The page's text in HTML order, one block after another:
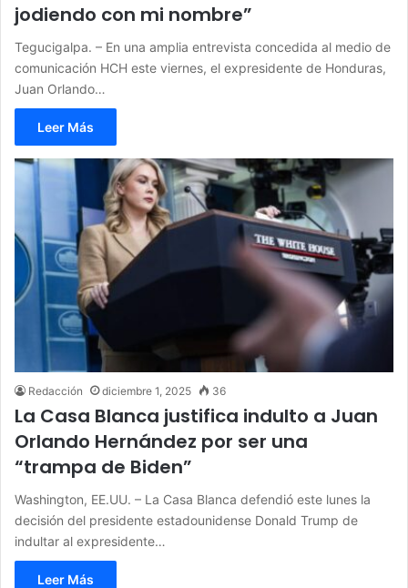
jodiendo con mi nombre”
Tegucigalpa. – En una amplia entrevista concedida al medio de
comunicación HCH este viernes, el expresidente de Honduras,
Juan Orlando…
Leer Más
Redacción diciembre 1, 2025 36
La Casa Blanca justifica indulto a Juan
Orlando Hernández por ser una
“trampa de Biden”
Washington, EE.UU. – La Casa Blanca defendió este lunes la
decisión del presidente estadounidense Donald Trump de
indultar al expresidente…
Leer Más